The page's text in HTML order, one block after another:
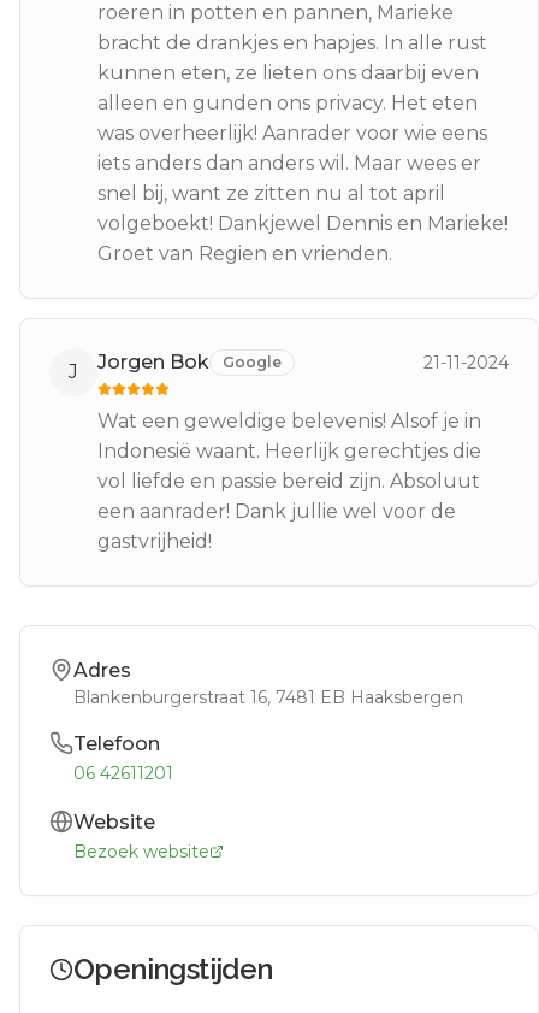
roeren in potten en pannen, Marieke
bracht de drankjes en hapjes. In alle rust
kunnen eten, ze lieten ons daarbij even
alleen en gunden ons privacy. Het eten
was overheerlijk! Aanrader voor wie eens
iets anders dan anders wil. Maar wees er
snel bij, want ze zitten nu al tot april
volgeboekt! Dankjewel Dennis en Marieke!
Groet van Regien en vrienden.
J Jorgen Bok Google 21-11-2024
Wat een geweldige belevenis! Alsof je in
Indonesië waant. Heerlijk gerechtjes die
vol liefde en passie bereid zijn. Absoluut
een aanrader! Dank jullie wel voor de
gastvrijheid!
Adres
Blankenburgerstraat 16, 7481 EB Haaksbergen
Telefoon
06 42611201
Website
Bezoek website
Openingstijden